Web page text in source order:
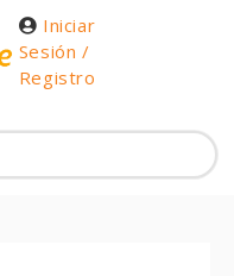
Iniciar
Sesión /
Registro